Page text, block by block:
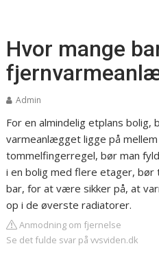
Hvor mange
Admin
For en almindelig etplans bolig,
varmeanlægget ligge på
tommelfingerregel, bør man
i en bolig med flere etager, bør
bar, for at være sikker på, at
op i de øverste radiatorer.
Anmodning om fjernelse
Se det fulde svar på vvsviden.dk